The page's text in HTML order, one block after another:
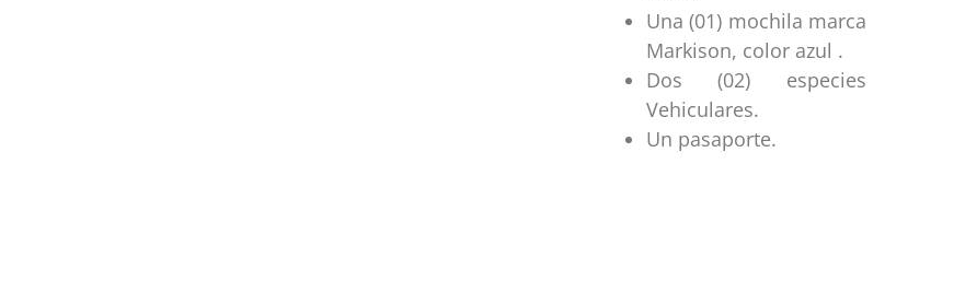
Una (01) mochila marca
Markison, color azul .
Dos (02) especies
Vehiculares.
Un pasaporte.